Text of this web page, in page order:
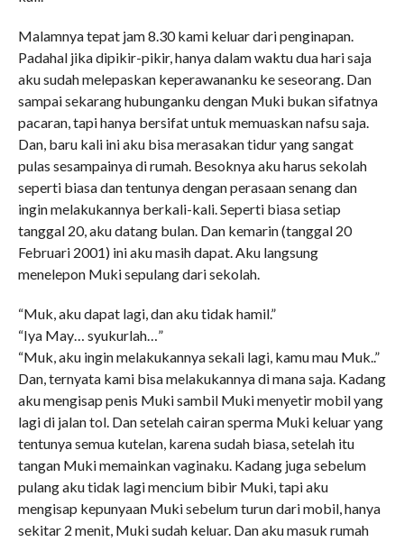
Malamnya tepat jam 8.30 kami keluar dari penginapan.
Padahal jika dipikir-pikir, hanya dalam waktu dua hari saja
aku sudah melepaskan keperawananku ke seseorang. Dan
sampai sekarang hubunganku dengan Muki bukan sifatnya
pacaran, tapi hanya bersifat untuk memuaskan nafsu saja.
Dan, baru kali ini aku bisa merasakan tidur yang sangat
pulas sesampainya di rumah. Besoknya aku harus sekolah
seperti biasa dan tentunya dengan perasaan senang dan
ingin melakukannya berkali-kali. Seperti biasa setiap
tanggal 20, aku datang bulan. Dan kemarin (tanggal 20
Februari 2001) ini aku masih dapat. Aku langsung
menelepon Muki sepulang dari sekolah.
“Muk, aku dapat lagi, dan aku tidak hamil.”
“Iya May… syukurlah…”
“Muk, aku ingin melakukannya sekali lagi, kamu mau Muk..”
Dan, ternyata kami bisa melakukannya di mana saja. Kadang
aku mengisap penis Muki sambil Muki menyetir mobil yang
lagi di jalan tol. Dan setelah cairan sperma Muki keluar yang
tentunya semua kutelan, karena sudah biasa, setelah itu
tangan Muki memainkan vaginaku. Kadang juga sebelum
pulang aku tidak lagi mencium bibir Muki, tapi aku
mengisap kepunyaan Muki sebelum turun dari mobil, hanya
sekitar 2 menit, Muki sudah keluar. Dan aku masuk rumah